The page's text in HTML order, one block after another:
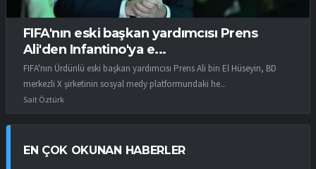
FIFA'nın eski başkan yardımcısı Prens
Ali'den Infantino'ya e...
FIFA'nın Ürdünlü eski başkan yardımcısı Prens Ali bin El Hüseyin, BD
merkezli X şirketinin sosyal medy platformundaki he...
Sait Öztürk
EN ÇOK OKUNAN HABERLER